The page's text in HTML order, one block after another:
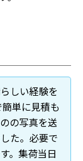
しい経験を
単に見積も
の写真を送
た。必要で
。集荷当日